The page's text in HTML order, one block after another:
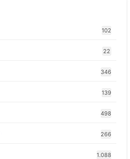
102
22
346
139
498
266
1.088